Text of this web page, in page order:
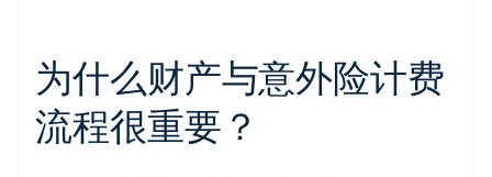
为什么财产与意外险计费
流程很重要？